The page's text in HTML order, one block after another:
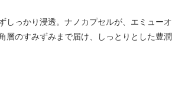
しっかり浸透。ナノカプセルが、エミューオ
層のすみずみまで届け、しっとりとした豊潤